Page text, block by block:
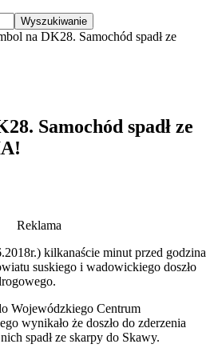
na DK28. Samochód spadł ze
Samochód spadł ze
Reklama
kilkanaście minut przed godzina
suskiego i wadowickiego doszło
Wojewódzkiego Centrum
wynikało że doszło do zderzenia
spadł ze skarpy do Skawy.